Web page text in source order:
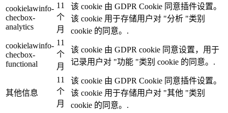
cookielawinfo-
checbox-
analytics
11
个
月
该 cookie 由 GDPR Cookie 同意插件设置。
该 cookie 用于存储用户对 "分析 "类别
cookie 的同意。.
cookielawinfo-
checbox-
functional
11
个
月
该 cookie 由 GDPR cookie 同意设置，用于
记录用户对 "功能 "类别 cookie 的同意。.
其他信息
11
个
月
该 cookie 由 GDPR Cookie 同意插件设置。
该 cookie 用于存储用户对 "其他 "类别
cookie 的同意。.